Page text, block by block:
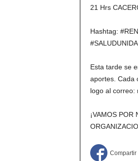
21 Hrs
Hashtag:
Esta tarde se
aportes. Cada
logo al correo:
¡VAMOS POR